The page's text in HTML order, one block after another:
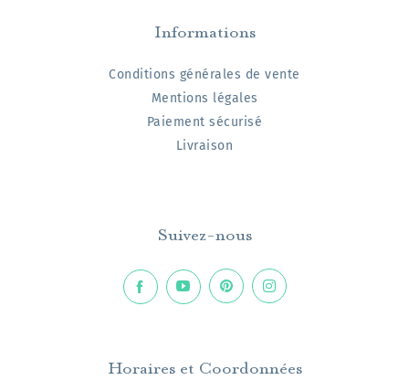
Informations
Conditions générales de vente
Mentions légales
Paiement sécurisé
Livraison
Suivez-nous
Horaires et Coordonnées